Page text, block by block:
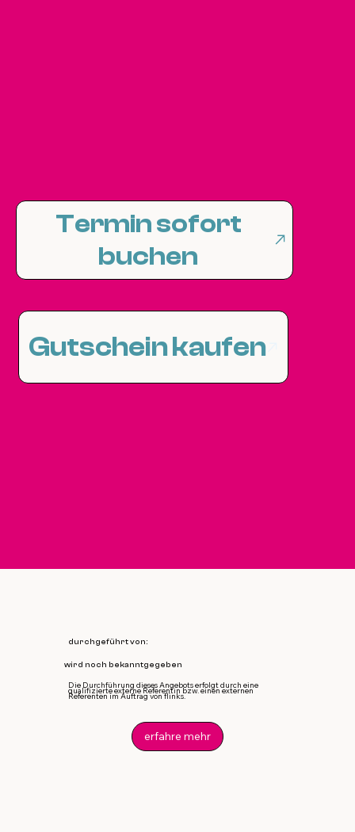
Termin sofort
buchen
Gutschein kaufen
durchgeführt von:
wird noch bekanntgegeben
Die Durchführung dieses Angebots erfolgt durch eine
qualifizierte externe Referentin bzw. einen externen
Referenten im Auftrag von flinks.
erfahre mehr